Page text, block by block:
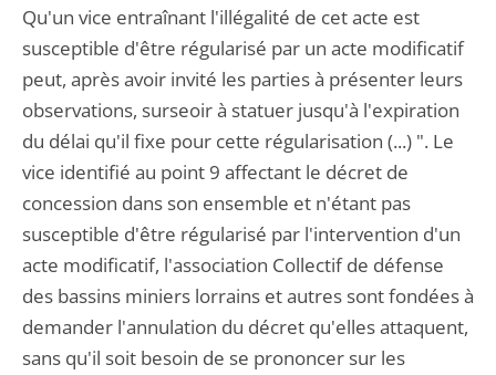
Qu'un vice entraînant l'illégalité de cet acte est
susceptible d'être régularisé par un acte modificatif
peut, après avoir invité les parties à présenter leurs
observations, surseoir à statuer jusqu'à l'expiration
du délai qu'il fixe pour cette régularisation (...) ". Le
vice identifié au point 9 affectant le décret de
concession dans son ensemble et n'étant pas
susceptible d'être régularisé par l'intervention d'un
acte modificatif, l'association Collectif de défense
des bassins miniers lorrains et autres sont fondées à
demander l'annulation du décret qu'elles attaquent,
sans qu'il soit besoin de se prononcer sur les